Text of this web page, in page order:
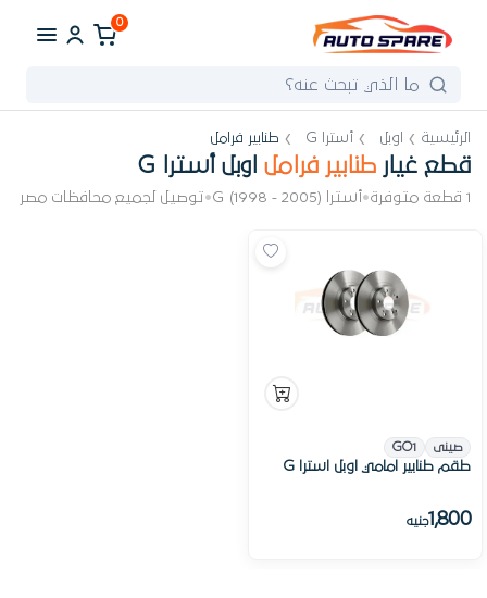
0
الرئيسية اوبل أسترا G طنابير فرامل
قطع غيار طنابير فرامل اوبل أسترا G
1 قطعة متوفرة •أسترا G (1998 - 2005) •توصيل لجميع محافظات مصر
صينى GO1
طقم طنابير امامي اوبل استرا G
1,800جنيه